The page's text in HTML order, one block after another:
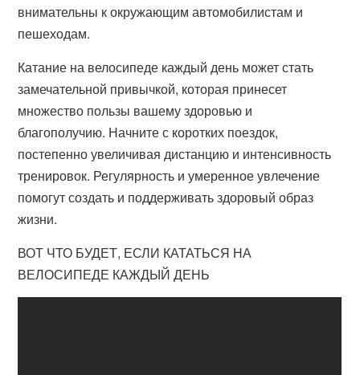
внимательны к окружающим автомобилистам и
пешеходам.
Катание на велосипеде каждый день может стать
замечательной привычкой, которая принесет
множество пользы вашему здоровью и
благополучию. Начните с коротких поездок,
постепенно увеличивая дистанцию и интенсивность
тренировок. Регулярность и умеренное увлечение
помогут создать и поддерживать здоровый образ
жизни.
ВОТ ЧТО БУДЕТ, ЕСЛИ КАТАТЬСЯ НА
ВЕЛОСИПЕДЕ КАЖДЫЙ ДЕНЬ